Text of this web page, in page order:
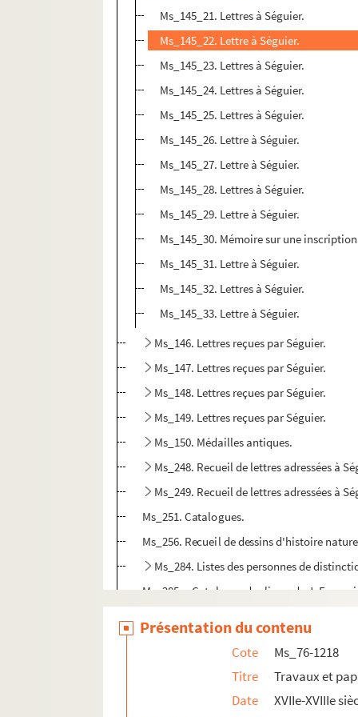
Ms_145_21. Lettres à Séguier.
Ms_145_22. Lettre à Séguier.
Ms_145_23. Lettres à Séguier.
Ms_145_24. Lettres à Séguier.
Ms_145_25. Lettres à Séguier.
Ms_145_26. Lettre à Séguier.
Ms_145_27. Lettre à Séguier.
Ms_145_28. Lettres à Séguier.
Ms_145_29. Lettre à Séguier.
Ms_145_30. Mémoire sur une
Ms_145_31. Lettre à Séguier.
Ms_145_32. Lettres à Séguier.
Ms_145_33. Lettre à Séguier.
Ms_146. Lettres reçues par Séguier.
Ms_147. Lettres reçues par Séguier.
Ms_148. Lettres reçues par Séguier.
Ms_149. Lettres reçues par Séguier.
Ms_150. Médailles antiques.
Ms_248. Recueil de lettres adressées à
Ms_249. Recueil de lettres adressées à
Ms_251. Catalogues.
Ms_256. Recueil de dessins d'histoire
Ms_284. Listes des personnes de
Ms_285. « Catalogue des livres de J.
Présentation du contenu
Cote
Ms_76-1218
Titre
Travaux et
Date
XVIIe-XVIIIe